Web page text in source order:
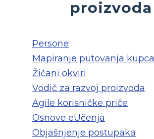
proizvoda
Persone
Mapiranje putovanja kupca
Žičani okviri
Vodič za razvoj proizvoda
Agile korisničke priče
Osnove eUčenja
Objašnjenje postupaka